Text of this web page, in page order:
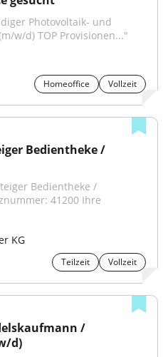
Photovoltaik- und
w/d) TOP Provisionen..."
Homeoffice Vollzeit
Bedientheke /
Bedientheke /
41200 Ihre
KG
Teilzeit Vollzeit
/
d)